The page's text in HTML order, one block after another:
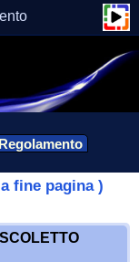
Regolamento
fine pagina )